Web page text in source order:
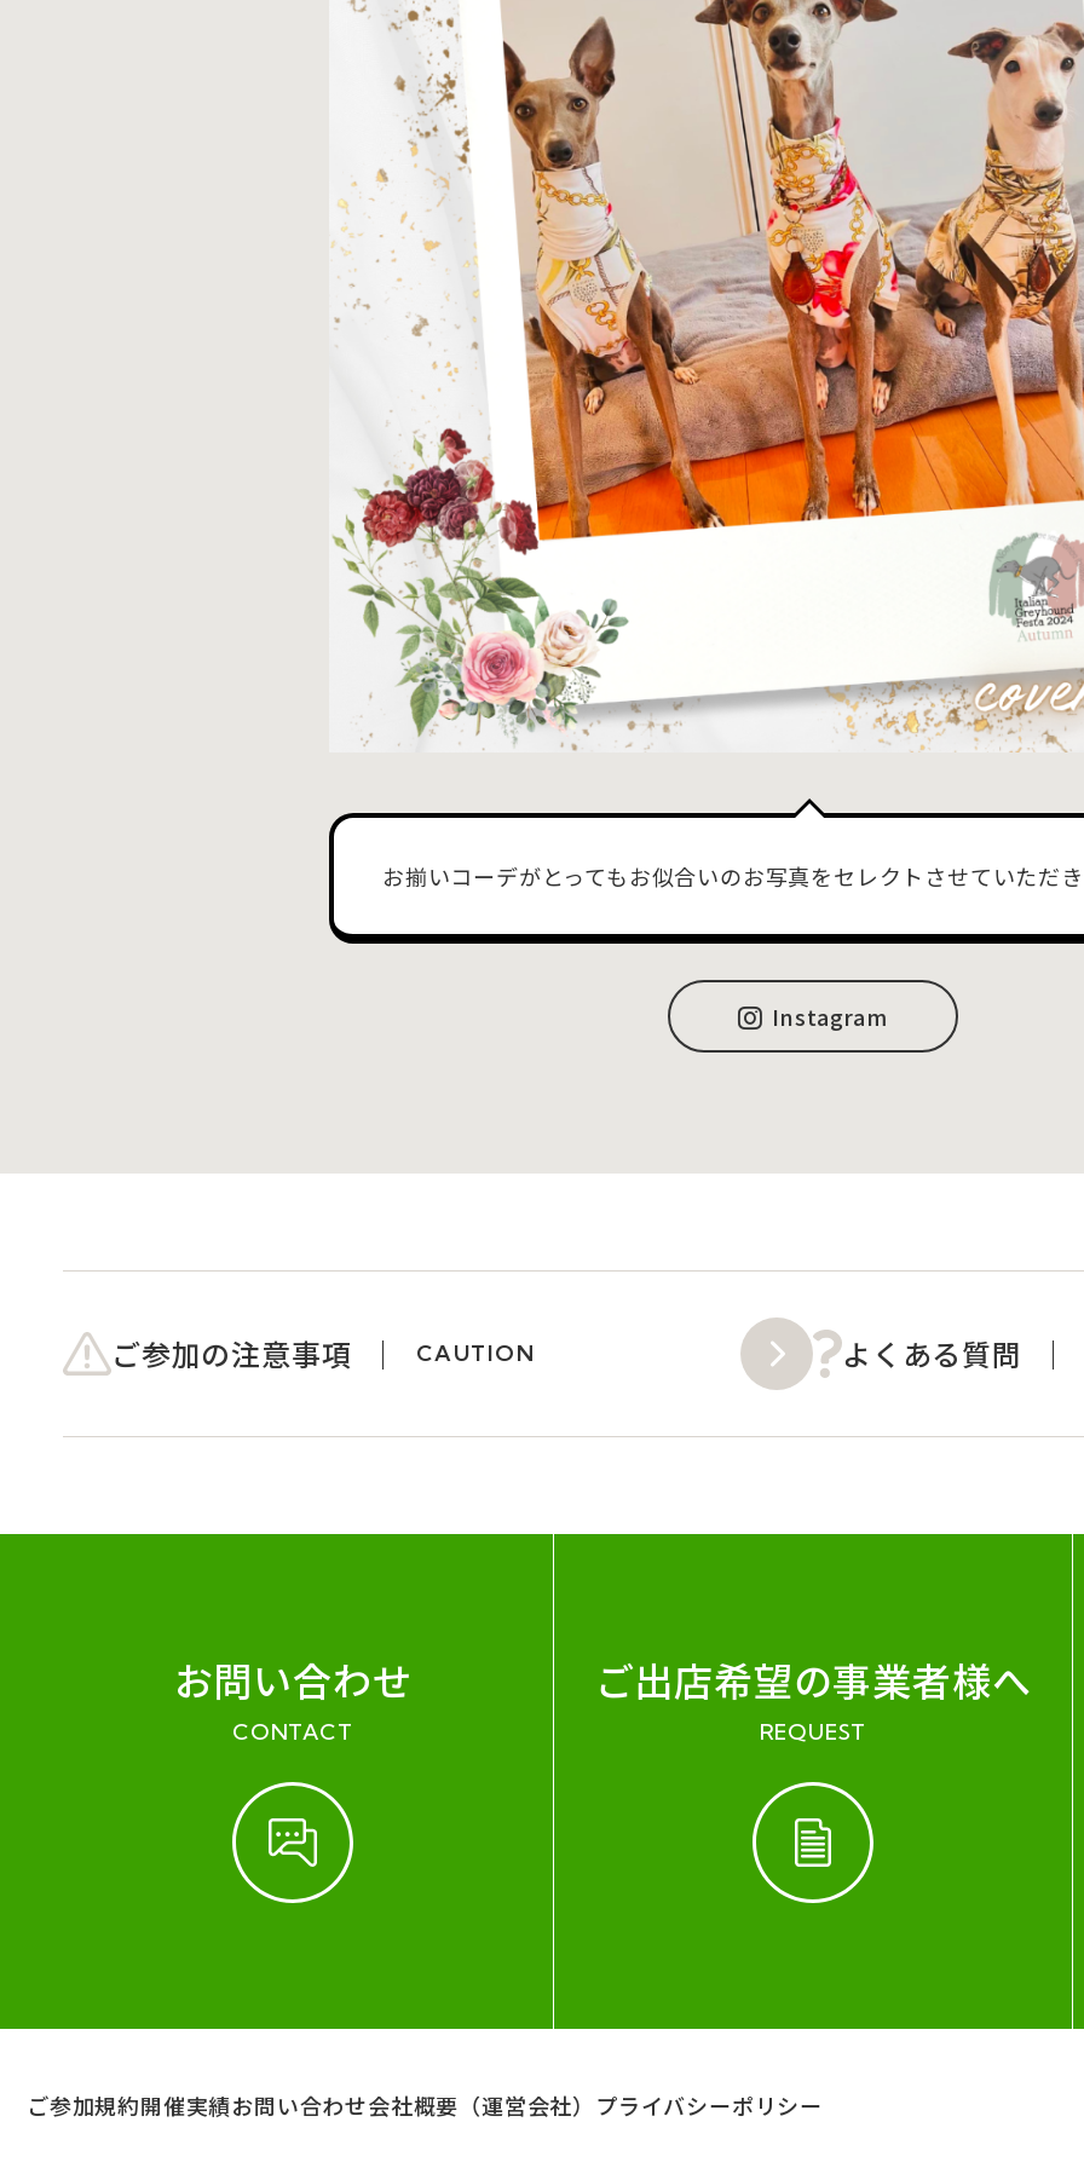
お揃いコーデがとってもお似合いのお写真をセレクトさせていただ
Instagram
ご参加の注意事項 CAUTION よくある質問
お問い合わせ
CONTACT
ご出店希望の事業者様へ
REQUEST
ご参加規約開催実績お問い合わせ会社概要（運営会社） プライバシーポリシー